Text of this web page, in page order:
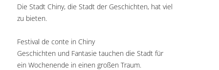
Die Stadt Chiny, die Stadt der Geschichten, hat viel
zu bieten.
Festival de conte in Chiny
Geschichten und Fantasie tauchen die Stadt für
ein Wochenende in einen großen Traum.